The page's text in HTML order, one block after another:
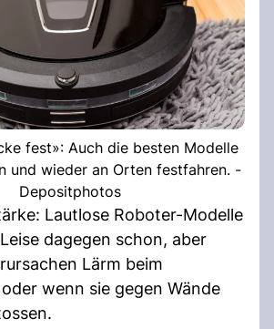
fest»: Auch die besten Modelle
und wieder an Orten festfahren. -
Depositphotos
Lautlose Roboter-Modelle
dagegen schon, aber
Lärm beim
wenn sie gegen Wände